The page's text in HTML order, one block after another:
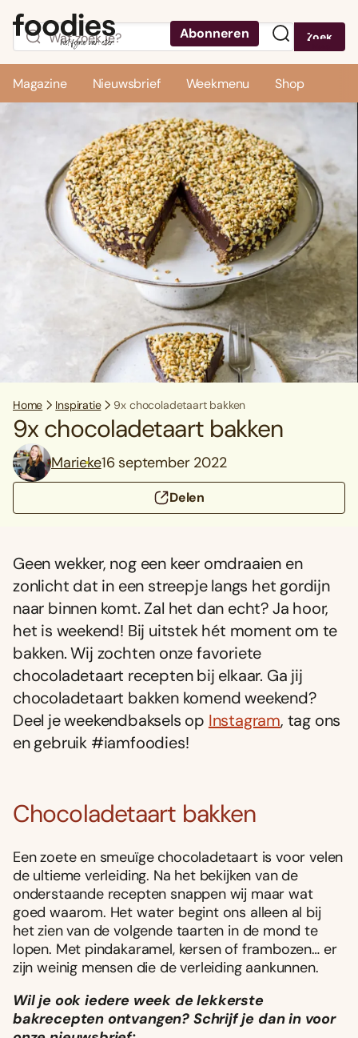
Abonneren Zoek
Magazine Nieuwsbrief Weekmenu Shop
Home Inspiratie 9x chocoladetaart bakken
9x chocoladetaart bakken
Marieke16 september 2022
Delen
Geen wekker, nog een keer omdraaien en
zonlicht dat in een streepje langs het gordijn
naar binnen komt. Zal het dan echt? Ja hoor,
het is weekend! Bij uitstek hét moment om te
bakken. Wij zochten onze favoriete
chocoladetaart recepten bij elkaar. Ga jij
chocoladetaart bakken komend weekend?
Deel je weekendbaksels op Instagram, tag ons
en gebruik #iamfoodies!
Chocoladetaart bakken
Een zoete en smeuïge chocoladetaart is voor velen
de ultieme verleiding. Na het bekijken van de
onderstaande recepten snappen wij maar wat
goed waarom. Het water begint ons alleen al bij
het zien van de volgende taarten in de mond te
lopen. Met pindakaramel, kersen of frambozen… er
zijn weinig mensen die de verleiding aankunnen.
Wil je ook iedere week de lekkerste
bakrecepten ontvangen? Schrijf je dan in voor